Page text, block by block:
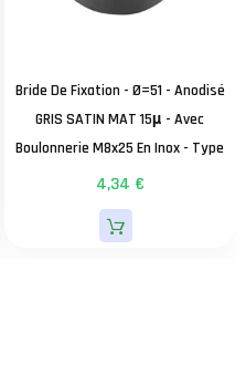
Bride De Fixation - Ø=51 - Anodisé
GRIS SATIN MAT 15µ - Avec
Boulonnerie M8x25 En Inox - Type
G2000 - Montée
4,34 €